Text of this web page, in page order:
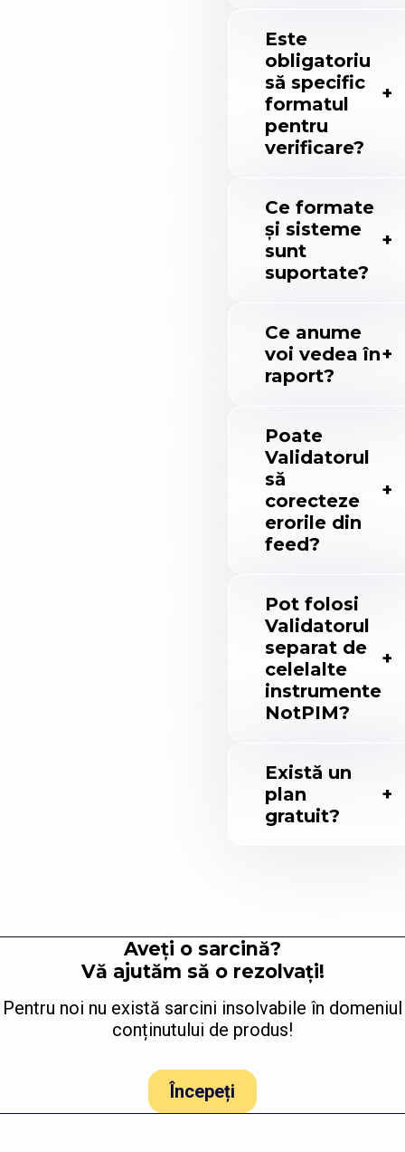
Este
obligatoriu
să specific
formatul
pentru
verificare?
Ce formate
și sisteme
sunt
suportate?
Ce anume
voi vedea în
raport?
Poate
Validatorul
să
corecteze
erorile din
feed?
Pot folosi
Validatorul
separat de
celelalte
instrumente
NotPIM?
Există un
plan
gratuit?
Aveți o sarcină?
Vă ajutăm să o rezolvați!
Pentru noi nu există sarcini insolvabile în domeniul
conținutului de produs!
Începeți